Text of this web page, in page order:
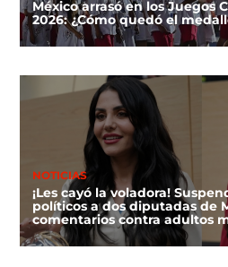
México arrasó en los Juegos
2026: ¿Cómo quedó el
NOTICIAS
¡Les cayó la voladora!
políticos a dos diputadas de
comentarios contra adultos